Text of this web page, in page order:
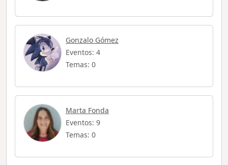
Gonzalo Gómez
Eventos: 4
Temas: 0
Marta Fonda
Eventos: 9
Temas: 0